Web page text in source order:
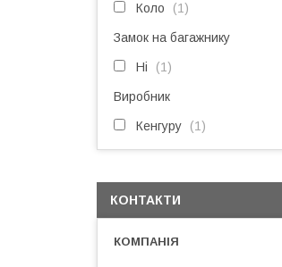
Коло 1
Замок на багажнику
Ні 1
Виробник
Кенгуру 1
КОНТАКТИ